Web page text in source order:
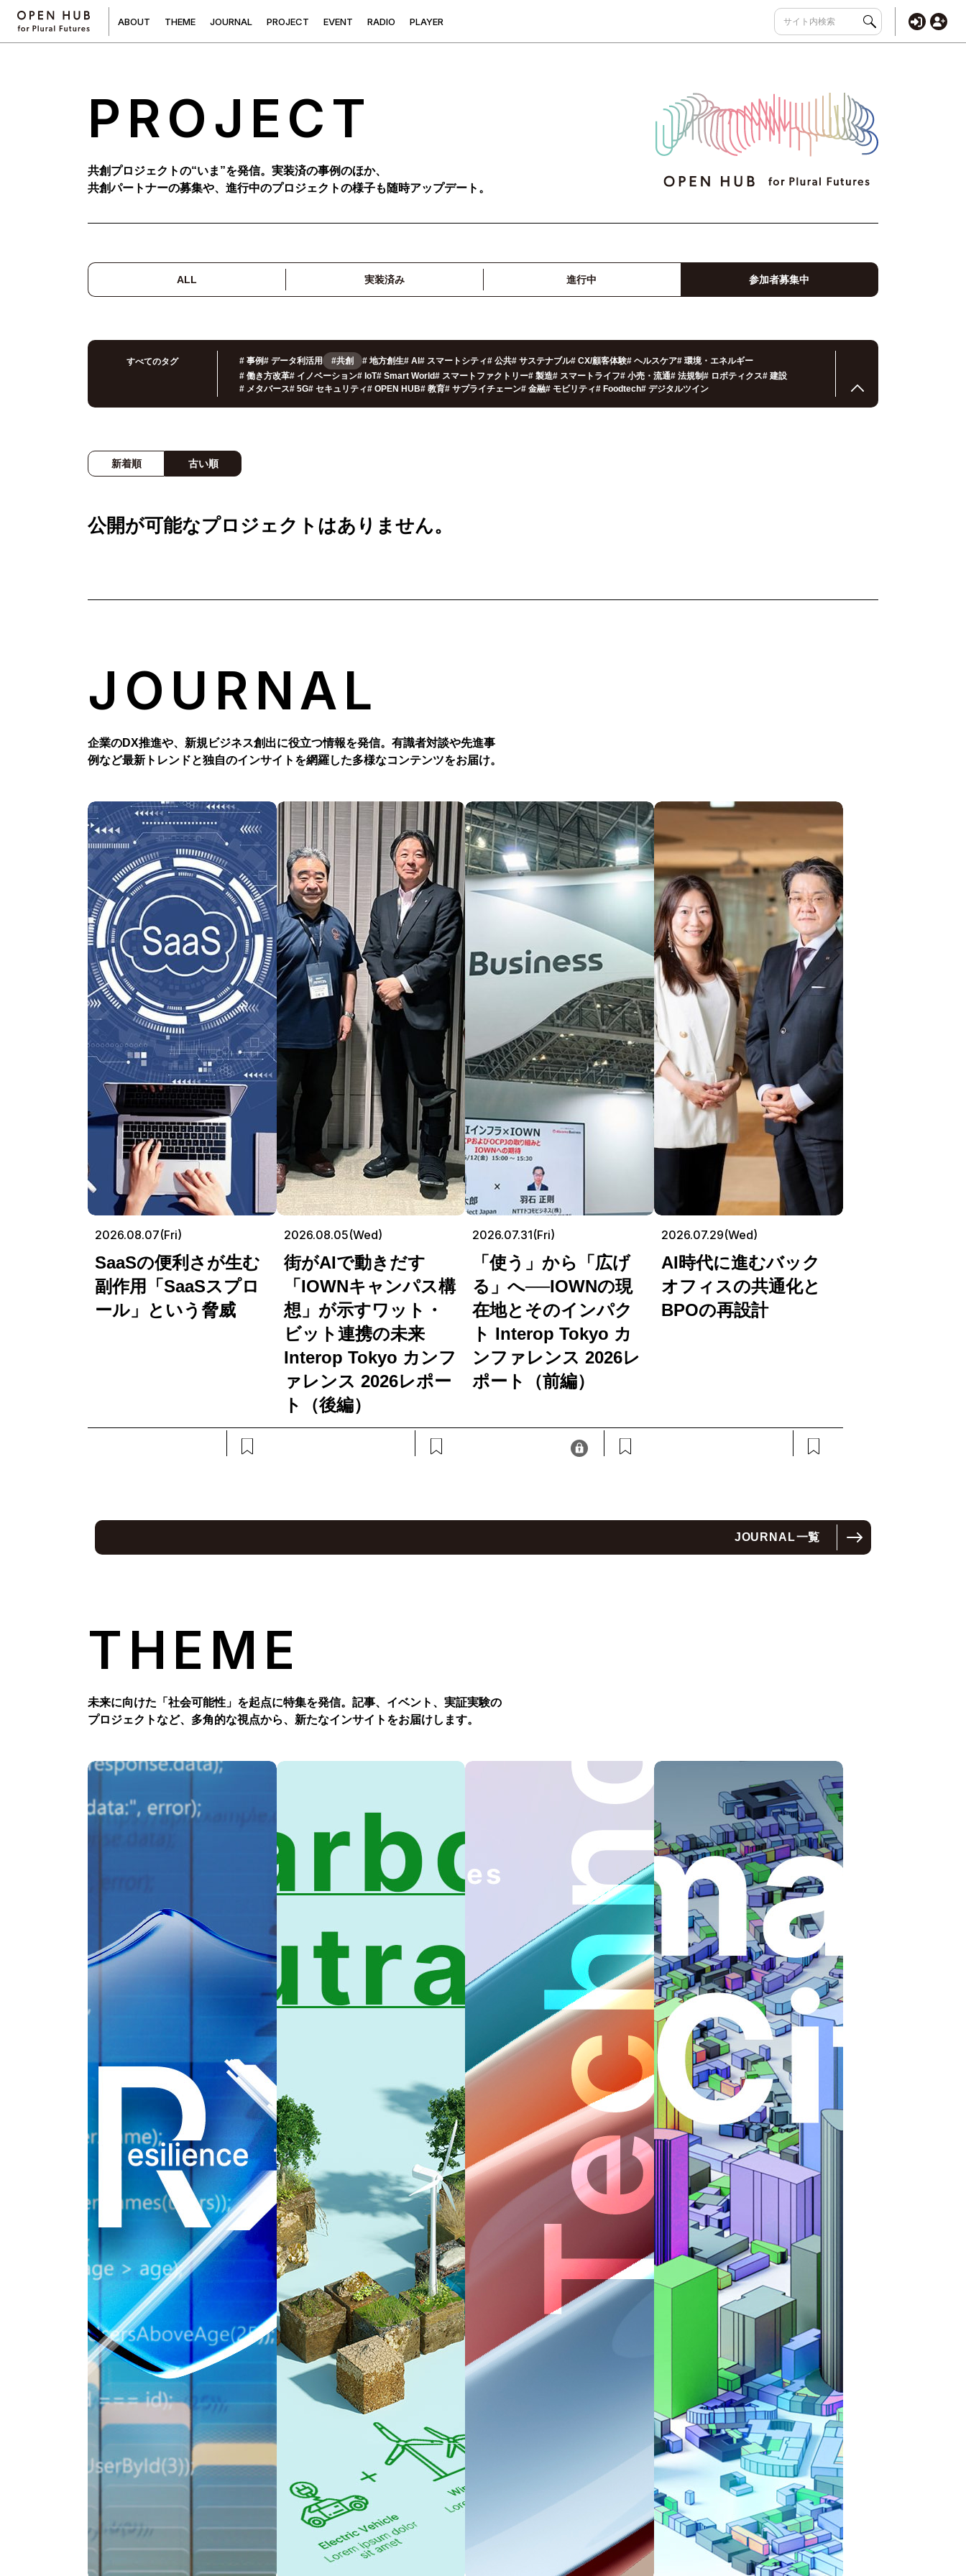
ABOUT THEME JOURNAL PROJECT EVENT RADIO PLAYER
PROJECT
共創プロジェクトの“いま”を発信。実装済の事例のほか、
共創パートナーの募集や、進行中のプロジェクトの様子も随時アップデート。
ALL 実装済み 進行中 参加者募集中
すべてのタグ # 事例# データ利活用 #共創 # 地方創生# AI # スマートシティ# 公共# サステナブル# CX/顧客体験# ヘルスケア# 環境・エネルギー
# 働き方改革# イノベーション# IoT# Smart World# スマートファクトリー# 製造# スマートライフ# 小売・流通# 法規制# ロボティクス# 建設
# メタバース# 5G# セキュリティ# OPEN HUB# 教育# サプライチェーン# 金融# モビリティ# Foodtech# デジタルツイン
新着順 古い順
公開が可能なプロジェクトはありません。
JOURNAL
企業のDX推進や、新規ビジネス創出に役立つ情報を発信。有識者対談や先進事
例など最新トレンドと独自のインサイトを網羅した多様なコンテンツをお届け。
2026.08.07(Fri)
SaaSの便利さが生む
副作用「SaaSスプロ
ール」という脅威
2026.08.05(Wed)
街がAIで動きだす
「IOWNキャンパス構
想」が示すワット・
ビット連携の未来
Interop Tokyo カンフ
ァレンス 2026レポー
ト（後編）
2026.07.31(Fri)
「使う」から「広げ
る」へ──IOWNの現
在地とそのインパク
ト Interop Tokyo カ
ンファレンス 2026レ
ポート（前編）
2026.07.29(Wed)
AI時代に進むバック
オフィスの共通化と
BPOの再設計
JOURNAL一覧
THEME
未来に向けた「社会可能性」を起点に特集を発信。記事、イベント、実証実験の
プロジェクトなど、多角的な視点から、新たなインサイトをお届けします。